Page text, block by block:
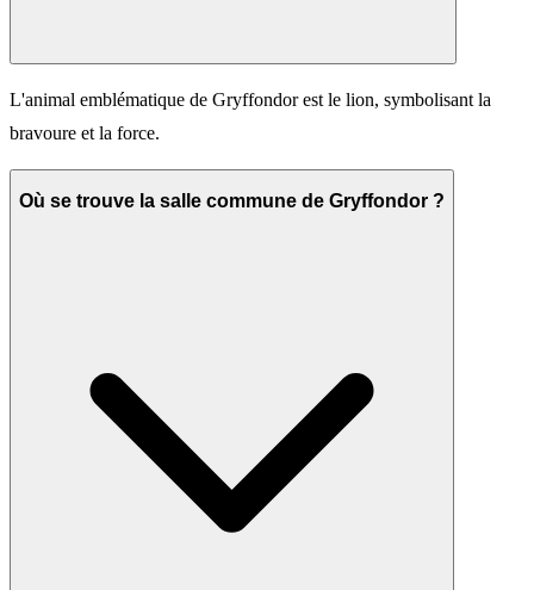
L'animal emblématique de Gryffondor est le lion, symbolisant la
bravoure et la force.
Où se trouve la salle commune de Gryffondor ?